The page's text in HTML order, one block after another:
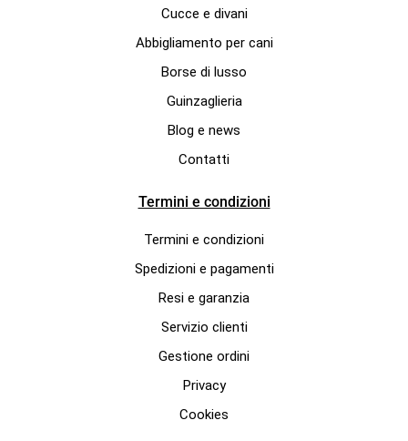
Cucce e divani
Abbigliamento per cani
Borse di lusso
Guinzaglieria
Blog e news
Contatti
Termini e condizioni
Termini e condizioni
Spedizioni e pagamenti
Resi e garanzia
Servizio clienti
Gestione ordini
Privacy
Cookies